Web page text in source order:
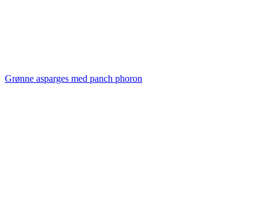
Grønne asparges med panch phoron